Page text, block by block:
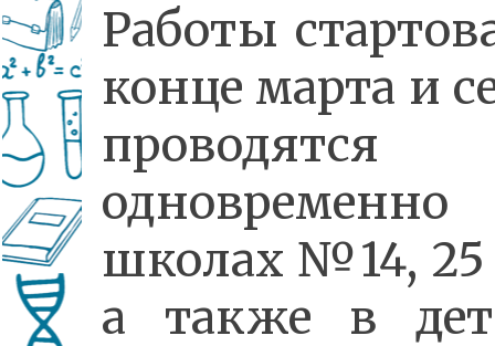
Работы
конце марта и
проводятся
школах №14, 25
а также в